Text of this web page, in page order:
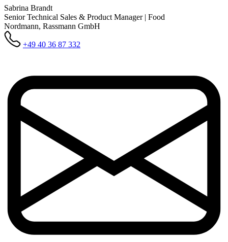
Sabrina Brandt
Senior Technical Sales & Product Manager | Food
Nordmann, Rassmann GmbH
+49 40 36 87 332